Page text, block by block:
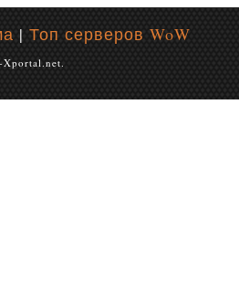
| Топ серверов WoW